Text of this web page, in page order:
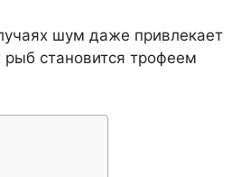
шум даже привлекает
становится трофеем